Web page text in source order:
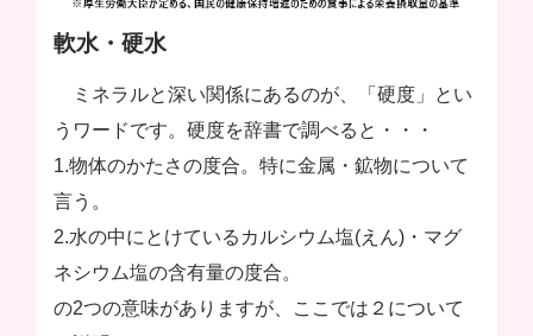
軟水・硬水
ミネラルと深い関係にあるのが、「硬度」とい
うワードです。硬度を辞書で調べると・・・
1.物体のかたさの度合。特に金属・鉱物について
言う。
2.水の中にとけているカルシウム塩(えん)・マグ
ネシウム塩の含有量の度合。
の2つの意味がありますが、ここでは２について